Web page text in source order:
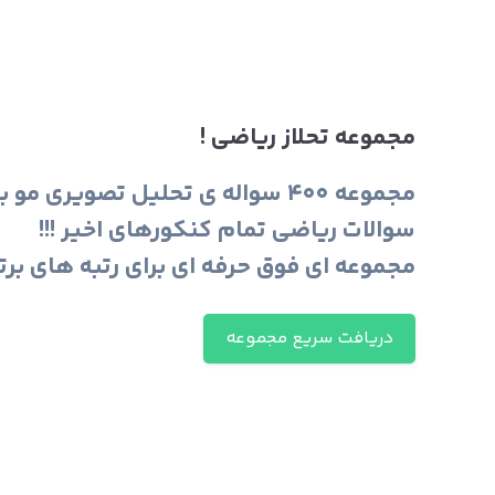
مجموعه تحلاز ریاضی‌ !
مجموعه ۴۰۰ سواله ی تحلیل تصویری مو به موی
سوالات ریاضی تمام کنکورهای اخیر !!!
مجموعه ای فوق حرفه ای برای رتبه های برتر
دریافت سریع مجموعه